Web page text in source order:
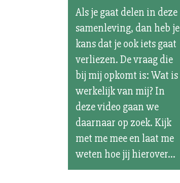
Als je gaat delen in deze
samenleving, dan heb je
kans dat je ook iets gaat
verliezen. De vraag die
bij mij opkomt is: Wat is
werkelijk van mij? In
deze video gaan we
daarnaar op zoek. Kijk
met me mee en laat me
weten hoe jij hierover...